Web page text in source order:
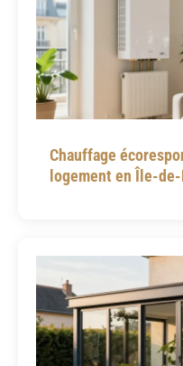
Chauffage
logement en Île-